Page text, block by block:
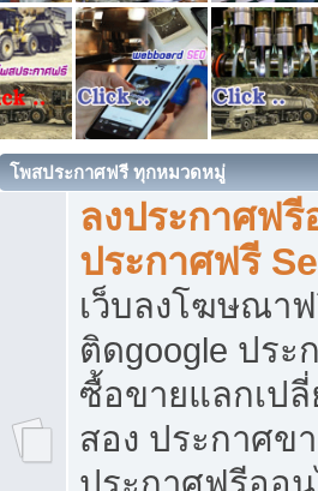
โพสประกาศฟรี ทุกหมวดหมู่
ลงประกาศฟ
ประกาศฟรี
เว็บลงโฆษณา
ติดgoogle ปร
ซื้อขายแลกเป
สอง ประกาศข